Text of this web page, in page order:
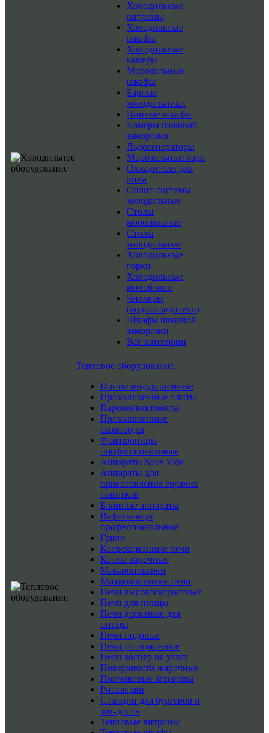
Холодильные
витрины
Холодильные
шкафы
Холодильные
камеры
Морозильные
шкафы
Барные
холодильники
Винные шкафы
Камеры шоковой
заморозки
Льдогенераторы
Морозильные лари
Охладители для
вина
Сплит-системы
холодильные
Столы
морозильные
Столы
холодильные
Холодильные
горки
Холодильные
моноблоки
Чиллеры
(водоохладители)
Шкафы шоковой
заморозки
Все категории
Тепловое оборудование
Плиты индукционные
Промышленные плиты
Пароконвектоматы
Промышленные
сковороды
Фритюрницы
профессиональные
Аппараты Sous Vide
Аппараты для
приготовления горячих
напитков
Блинные аппараты
Вафельницы
профессиональные
Грили
Конвекционные печи
Котлы варочные
Макароноварки
Микроволновые печи
Печи высокоскоростные
Печи для пиццы
Печи дровяные для
пиццы
Печи подовые
Печи ротационные
Печи хоспер на углях
Поверхности жарочные
Пончиковые аппараты
Рисоварки
Станции для бургеров и
хот-догов
Тепловые витрины